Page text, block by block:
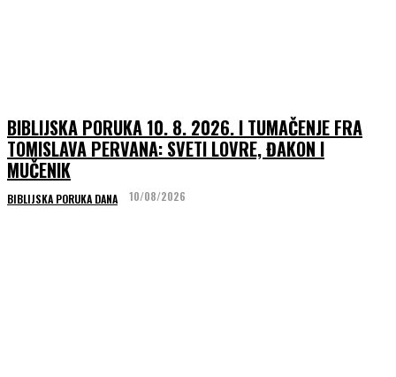
BIBLIJSKA PORUKA 10. 8. 2026. I TUMAČENJE FRA
TOMISLAVA PERVANA: SVETI LOVRE, ĐAKON I
MUČENIK
BIBLIJSKA PORUKA DANA 10/08/2026